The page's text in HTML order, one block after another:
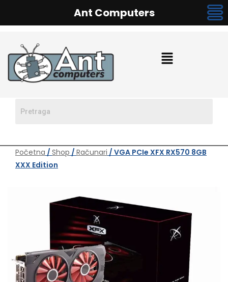
Početna / Shop / Računari / VGA PCIe XFX RX570 8GB
XXX Edition
Ant Computers